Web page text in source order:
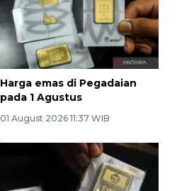
Harga emas di Pegadaian
pada 1 Agustus
01 August 2026 11:37 WIB